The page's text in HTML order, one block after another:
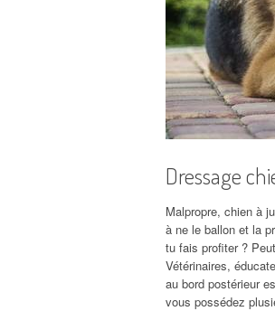
Dressage
Malpropre, chien à
à ne le ballon et la
tu fais profiter ?
Vétérinaires,
au bord postérieur
vous possédez